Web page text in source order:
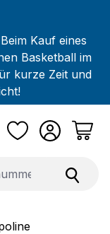
Kauf eines
Basketball im
kurze Zeit und